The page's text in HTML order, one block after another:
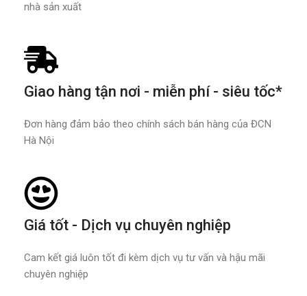
nhà sản xuất
Giao hàng tận nơi - miễn phí - siêu tốc*
Đơn hàng đảm bảo theo chính sách bán hàng của ĐCN
Hà Nội
Giá tốt - Dịch vụ chuyên nghiệp
Cam kết giá luôn tốt đi kèm dịch vụ tư vấn và hậu mãi
chuyên nghiệp